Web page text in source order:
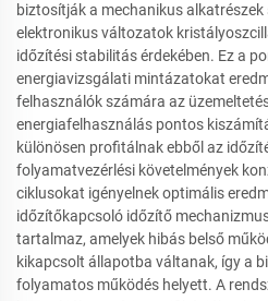
biztosítják a mechanikus
elektronikus változatok
időzítési stabilitás érdekében. Ez a
energiavizsgálati mintázatokat
felhasználók számára az
energiafelhasználás pontos
különösen profitálnak ebből az
folyamatvezérlési követelmények
ciklusokat igényelnek optimális
időzítőkapcsoló időzítő
tartalmaz, amelyek hibás belső
kikapcsolt állapotba váltanak, így a
folyamatos működés helyett. A